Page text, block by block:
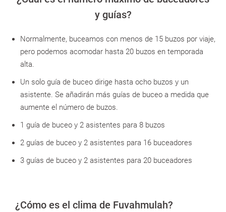
y guías?
Normalmente, buceamos con menos de 15 buzos por viaje,
pero podemos acomodar hasta 20 buzos en temporada
alta.
Un solo guía de buceo dirige hasta ocho buzos y un
asistente. Se añadirán más guías de buceo a medida que
aumente el número de buzos.
1 guía de buceo y 2 asistentes para 8 buzos
2 guías de buceo y 2 asistentes para 16 buceadores
3 guías de buceo y 2 asistentes para 20 buceadores
¿Cómo es el clima de Fuvahmulah?